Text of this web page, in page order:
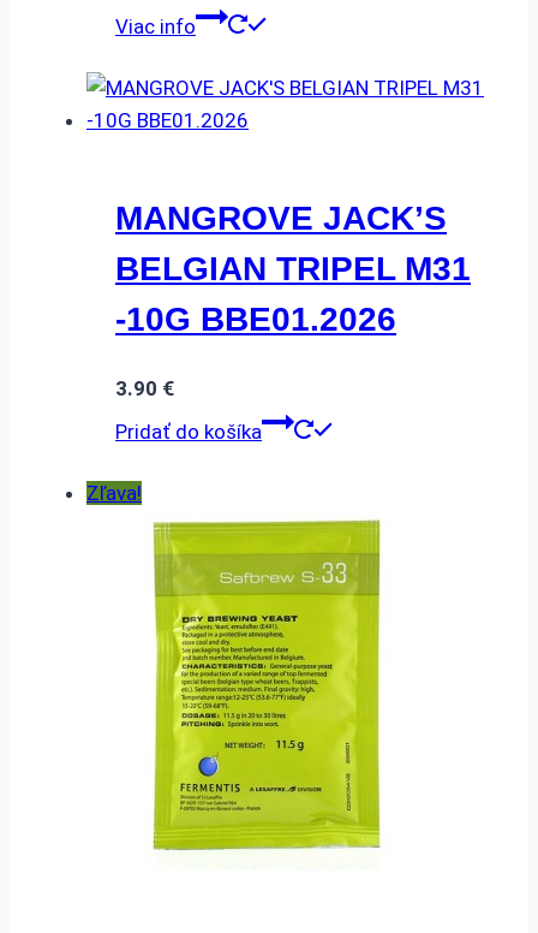
Viac info
MANGROVE JACK’S
BELGIAN TRIPEL M31
-10G BBE01.2026
3.90 €
Pridať do košíka
Zľava!